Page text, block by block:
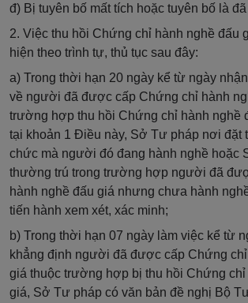
đ) Bị tuyên bố mất tích hoặc tuyên bố là
2. Việc thu hồi Chứng chỉ hành nghề đấu
hiện theo trình tự, thủ tục sau đây:
a) Trong thời hạn 20 ngày kể từ ngày
về người đã được cấp Chứng chỉ hành
trường hợp thu hồi Chứng chỉ hành nghề
tại khoản 1 Điều này, Sở Tư pháp nơi đặt
chức mà người đó đang hành nghề hoặc
thường trú trong trường hợp người đã
hành nghề đấu giá nhưng chưa hành
tiến hành xem xét, xác minh;
b) Trong thời hạn 07 ngày làm việc kể từ
khẳng định người đã được cấp Chứng
giá thuộc trường hợp bị thu hồi Chứng chỉ
giá, Sở Tư pháp có văn bản đề nghị Bộ